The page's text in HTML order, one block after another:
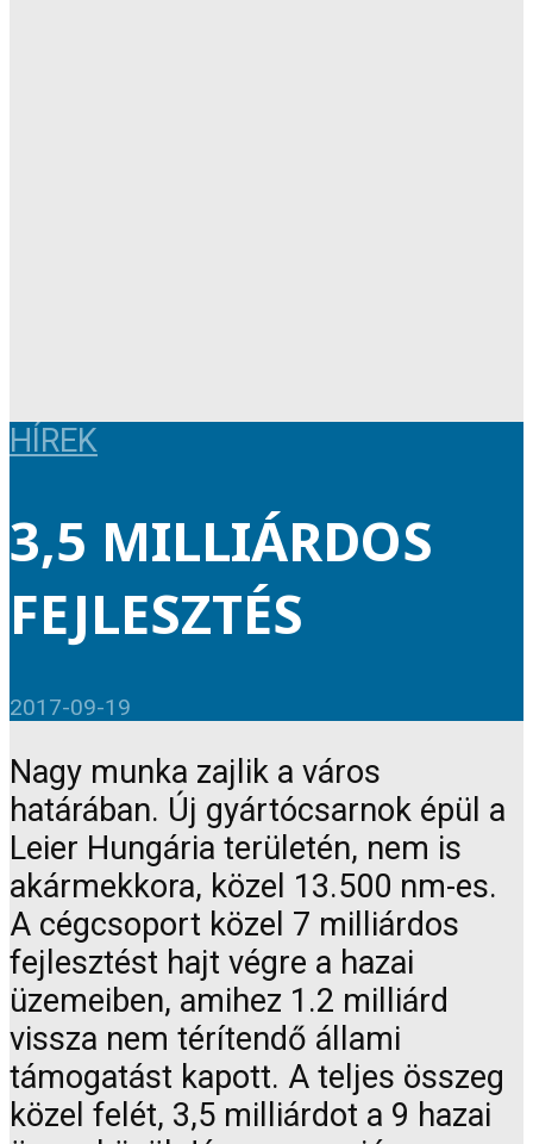
HÍREK
3,5 MILLIÁRDOS
FEJLESZTÉS
2017-09-19
Nagy munka zajlik a város
határában. Új gyártócsarnok épül a
Leier Hungária területén, nem is
akármekkora, közel 13.500 nm-es.
A cégcsoport közel 7 milliárdos
fejlesztést hajt végre a hazai
üzemeiben, amihez 1.2 milliárd
vissza nem térítendő állami
támogatást kapott. A teljes összeg
közel felét, 3,5 milliárdot a 9 hazai